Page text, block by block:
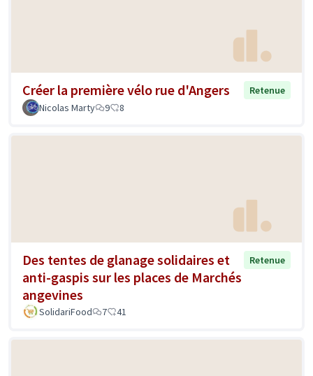
Créer la première vélo rue d'Angers
Retenue
Nicolas Marty
9 8
Des tentes de glanage solidaires et
anti-gaspis sur les places de Marchés
angevines
Retenue
SolidariFood 7 41